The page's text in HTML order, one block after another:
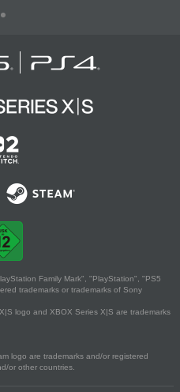
Family Mark", "PlayStation", "PS5
trademarks or trademarks of Sony
logo and XBOX Series X|S are trademarks
logo are trademarks and/or registered
or other countries.